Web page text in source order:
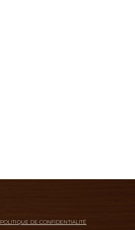
POLITIQUE DE CONFIDENTIALITÉ